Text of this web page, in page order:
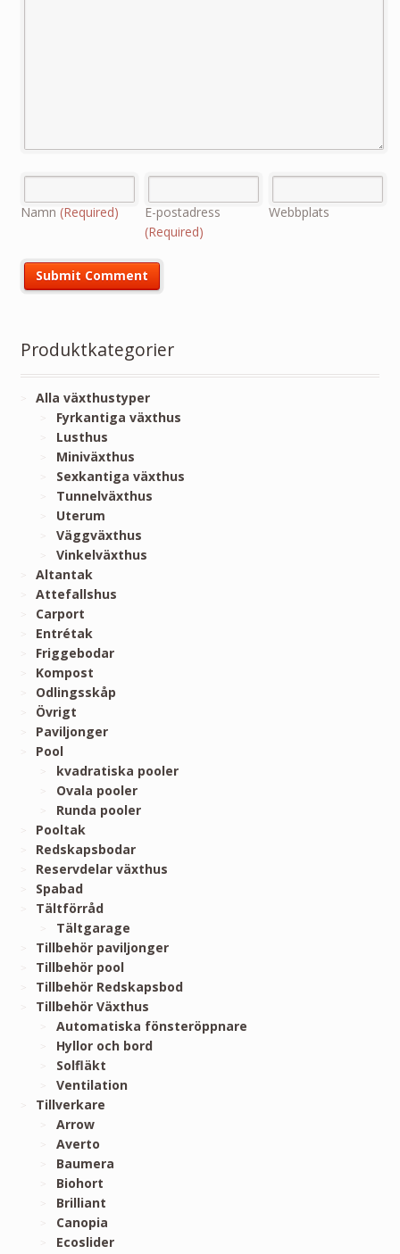
Namn (Required)
E-postadress
(Required)
Webbplats
Produktkategorier
Alla växthustyper
Fyrkantiga växthus
Lusthus
Miniväxthus
Sexkantiga växthus
Tunnelväxthus
Uterum
Väggväxthus
Vinkelväxthus
Altantak
Attefallshus
Carport
Entrétak
Friggebodar
Kompost
Odlingsskåp
Övrigt
Paviljonger
Pool
kvadratiska pooler
Ovala pooler
Runda pooler
Pooltak
Redskapsbodar
Reservdelar växthus
Spabad
Tältförråd
Tältgarage
Tillbehör paviljonger
Tillbehör pool
Tillbehör Redskapsbod
Tillbehör Växthus
Automatiska fönsteröppnare
Hyllor och bord
Solfläkt
Ventilation
Tillverkare
Arrow
Averto
Baumera
Biohort
Brilliant
Canopia
Ecoslider